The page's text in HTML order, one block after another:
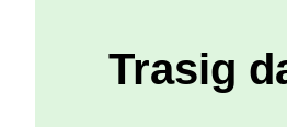
Trasig